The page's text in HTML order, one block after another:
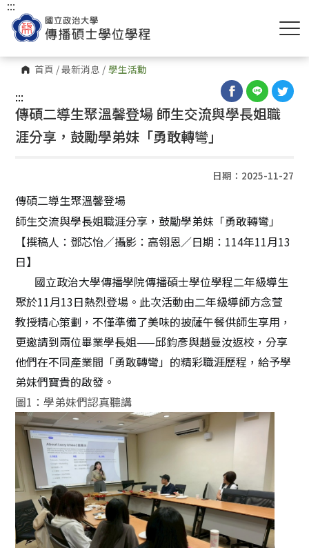
首頁 /最新消息 / 學生活動
:::
:::
傳碩二導生聚溫馨登場 師生交流與學長姐職
涯分享，鼓勵學弟妹「勇敢轉彎」
日期：2025-11-27
傳碩二導生聚溫馨登場
師生交流與學長姐職涯分享，鼓勵學弟妹「勇敢轉彎」
【撰稿人：鄧芯怡／攝影：高翎恩／日期： 114年11月13
日】
國立政治大學傳播學院傳播碩士學位學程二年級導生
聚於11月13日熱烈登場。此次活動由二年級導師方念萱
教授精心策劃，不僅準備了美味的披薩午餐供師生享用，
更邀請到兩位畢業學長姐——邱鈞彥與趙曼汝返校，分享
他們在不同產業間「勇敢轉彎」的精彩職涯歷程，給予學
弟妹們寶貴的啟發。
圖1 ：學弟妹們認真聽講